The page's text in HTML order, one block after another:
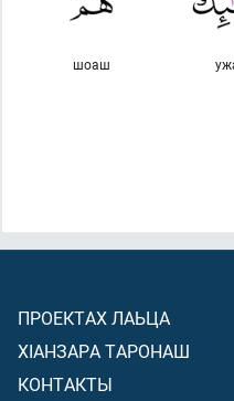
шоаш
ПРОЕКТАХ ЛАЬЦА
ХIАНЗАРА ТАРОНАШ
КОНТАКТЫ